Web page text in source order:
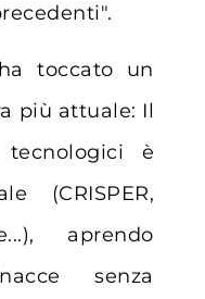
toccato un
più attuale: Il
è
(CRISPER,
aprendo
senza